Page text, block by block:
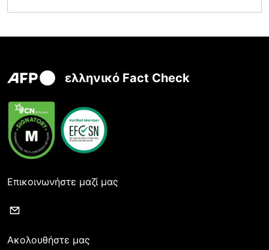
ελληνικό Fact Check
Επικοινωνήστε μαζί μας
Ακολουθήστε μας